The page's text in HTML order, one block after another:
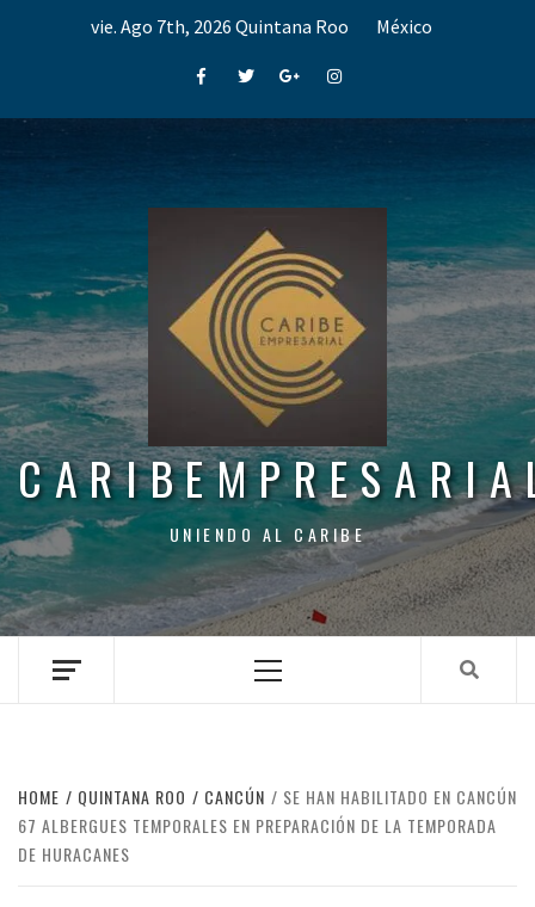
vie. Ago 7th, 2026 Quintana Roo México
FacebookTwitterGoogle+Instagram
UNIENDO AL CARIBE
Menu
HOME QUINTANA ROO CANCÚN
SE HAN HABILITADO EN CANCÚN
67 ALBERGUES TEMPORALES EN PREPARACIÓN DE LA TEMPORADA
DE HURACANES